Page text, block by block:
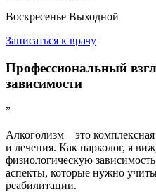
Воскресенье Выходной
Записаться к врачу
Профессиональный
зависимости
”
Алкоголизм – это
и лечения. Как нарколог, я
физиологическую
аспекты, которые нужно
реабилитации.